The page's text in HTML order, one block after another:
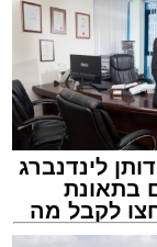
במהלך
הופיעו על
והיוצר
בליווי
דני אבידני.
לינדנברג
בתאונת
לקבל מה